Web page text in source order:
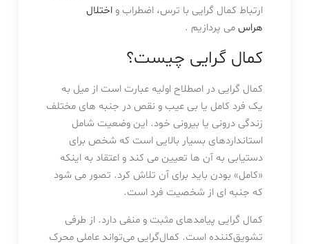
ارتباط کمال گرایی با ترس، اضطراب و اختلال
هراسمی پردازیم .
کمال گرایی چیست؟
کمال گرایی در اصطلاح اولیه عبارت است از میل به
یک فرد کامل یا بی عیب و نقص در جنبه های مختلف
زندگی درونی یا بیرونی خود. این وضعیت شامل
استانداردهای بسیار بالایی است که شخص برای
دستیابی به آن ها تعیین می کند و اعتقاد به اینکه
«کامل» بودن باید برای آن تلاش کرد. تصور می شود
که جنبه ای از شخصیت فرد است.
کمال گرایی پیامدهای مثبت و منفی دارد. از طرفی
تشویق‌کننده است. کمال‌گرایی می‌تواند عاملی محرک